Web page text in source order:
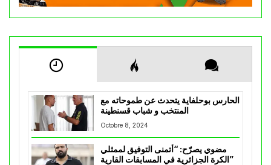
الحارس بوحلفاية يتحدث عن طموحاته مع
المنتخب و شباب قسنطينة
Octobre 8, 2024
مضوي يصرّح: “أتمنى التوفيق لممثلي
الكرة الجزائرية في المسابقات القارية”